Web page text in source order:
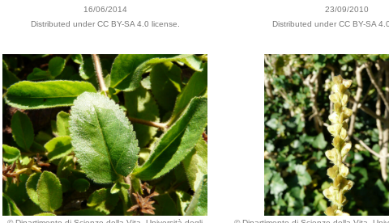
16/06/2014
Distributed under CC BY-SA 4.0 license.
23/09/2010
Distributed under CC BY-SA